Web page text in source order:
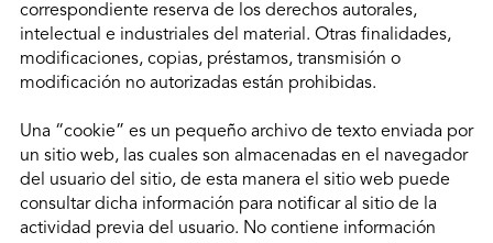
correspondiente reserva de los derechos autorales,
intelectual e industriales del material. Otras finalidades,
modificaciones, copias, préstamos, transmisión o
modificación no autorizadas están prohibidas.
Una “cookie” es un pequeño archivo de texto enviada por
un sitio web, las cuales son almacenadas en el navegador
del usuario del sitio, de esta manera el sitio web puede
consultar dicha información para notificar al sitio de la
actividad previa del usuario. No contiene información